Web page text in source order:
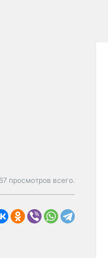
просмотров всего.